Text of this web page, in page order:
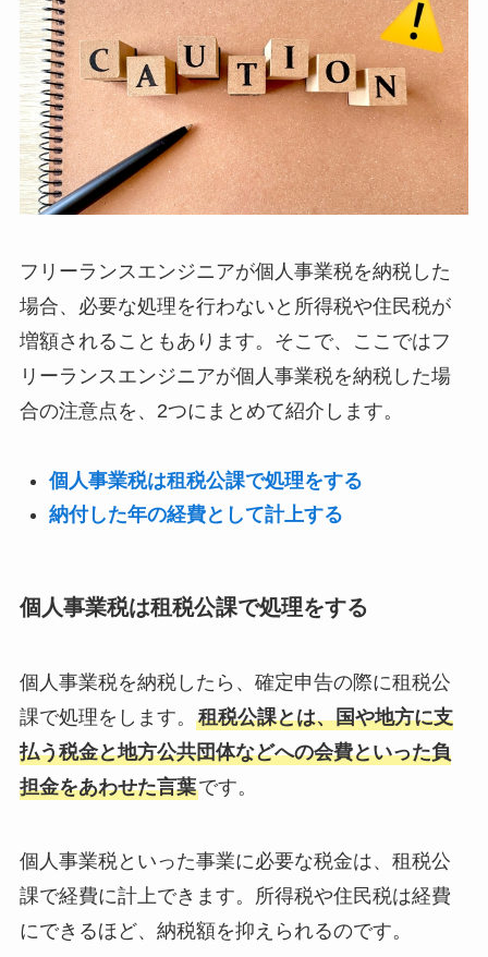
フリーランスエンジニアが個人事業税を納税した
場合、必要な処理を行わないと所得税や住民税が
増額されることもあります。そこで、ここではフ
リーランスエンジニアが個人事業税を納税した場
合の注意点を、2つにまとめて紹介します。
個人事業税は租税公課で処理をする
納付した年の経費として計上する
個人事業税は租税公課で処理をする
個人事業税を納税したら、確定申告の際に租税公
課で処理をします。 租税公課とは、国や地方に支
払う税金と地方公共団体などへの会費といった負
担金をあわせた言葉です。
個人事業税といった事業に必要な税金は、租税公
課で経費に計上できます。所得税や住民税は経費
にできるほど、納税額を抑えられるのです。